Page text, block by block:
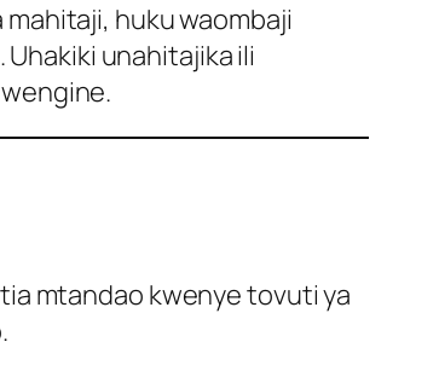
huku waombaji
unahitajika ili
mtandao kwenye tovuti ya